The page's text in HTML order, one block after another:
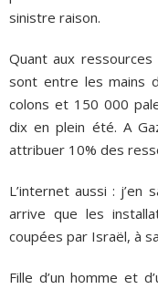
sinistre raison.
Quant aux
sont entre les mains
colons et 150 000
dix en plein été. A
attribuer 10% des
L’internet aussi : j’en
arrive que les
coupées par Israël, à
Fille d’un homme et